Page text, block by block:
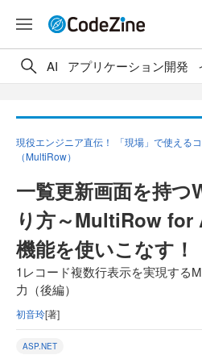
AI アプリケーション開発
現役エンジニア直伝！ 「現場」で使える
（MultiRow）
一覧更新画面を持つ
り方～MultiRow for
機能を使いこなす！
1レコード複数行表示を実現する
力（後編）
初音玲[著]
ASP.NET